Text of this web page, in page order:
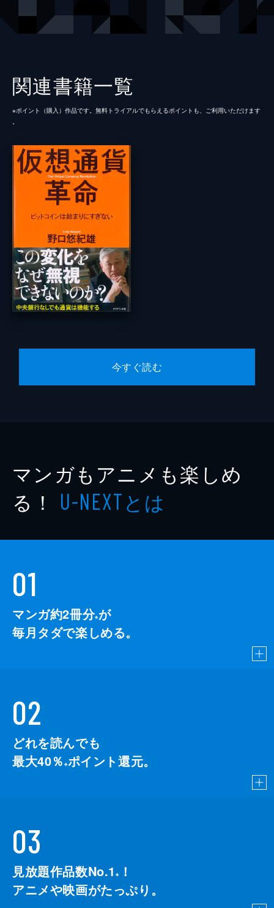
関連書籍一覧
※ポイント（購⼊）作品です。無料トライアルでもらえるポイントも、ご利⽤いただけます
。
今すぐ読む
マンガもアニメも楽しめ
る！ U-NEXTとは
01
マンガ約2冊分※が
毎月タダで楽しめる。
02
どれを読んでも
最大40％ ※ポイント還元。
03
見放題作品数No.1 ※
！
アニメや映画がたっぷり。